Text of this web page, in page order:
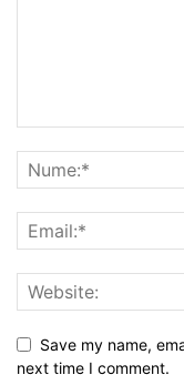
Save my name,
next time I comment.